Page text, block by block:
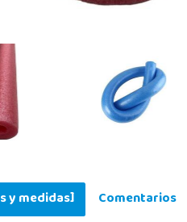
y medidas] Comentarios